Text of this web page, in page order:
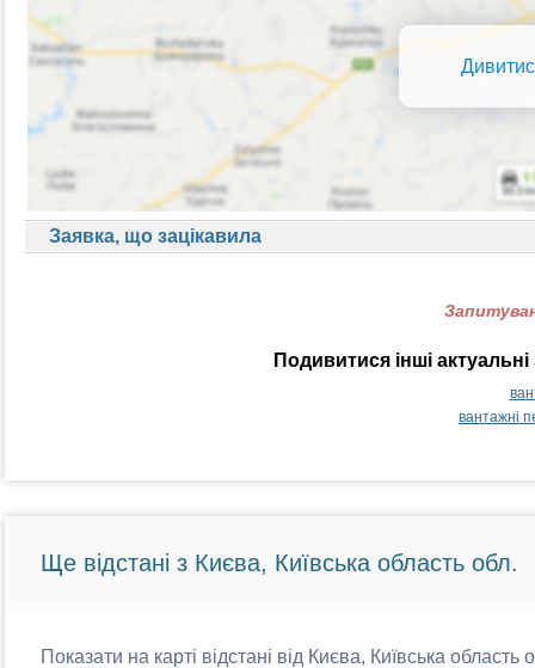
Заявка, що зацікавила
Подивитися інші
вантажні
Ще відстані з Києва, Київська область обл.
Показати на карті відстані від Києва, Київська